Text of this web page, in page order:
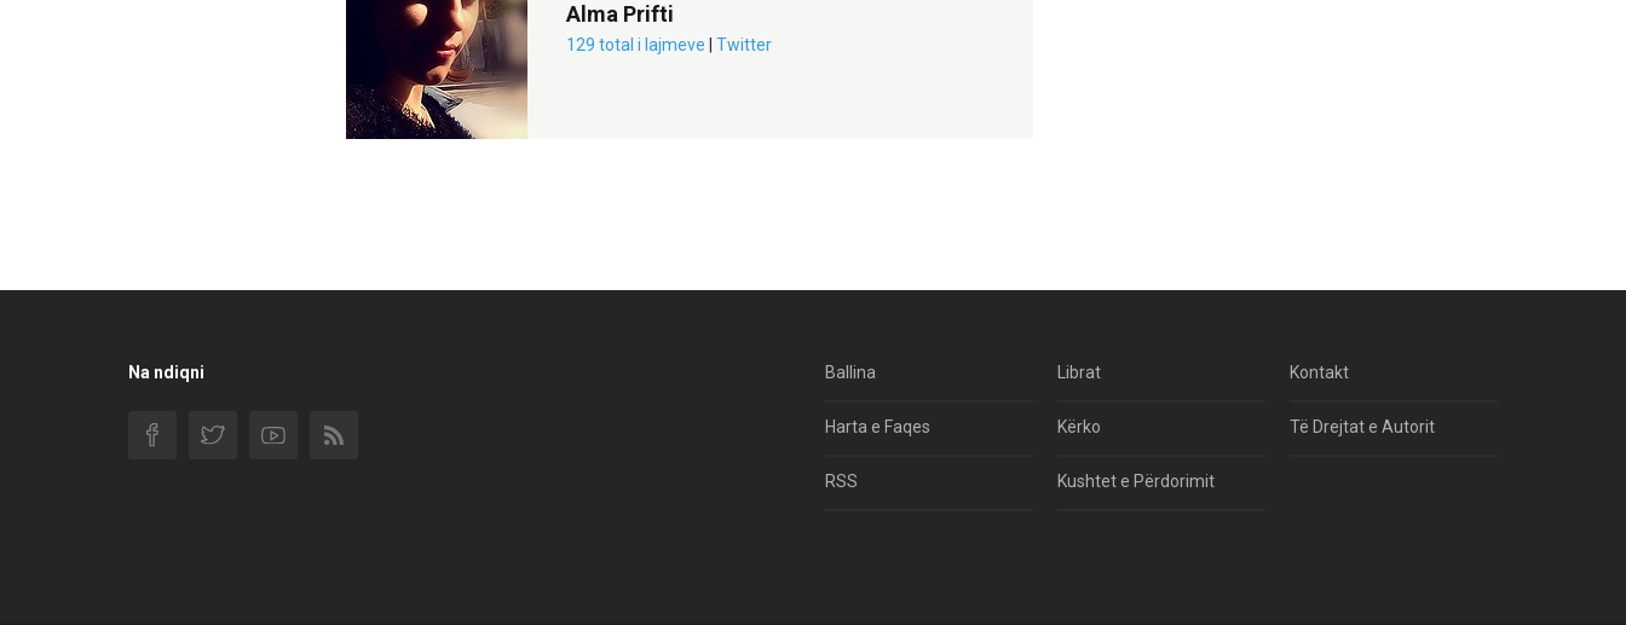
Alma Prifti
129 total i lajmeve Twitter
Na ndiqni Ballina
Harta e Faqes
RSS
Librat
Kërko
Kushtet e Përdorimit
Kontakt
Të Drejtat e Autorit